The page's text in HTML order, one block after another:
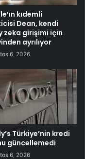
kıdemli
Dean, kendi
zeka girişimi için
ayrılıyor
6, 2026
Türkiye’nin kredi
güncellemedi
6, 2026